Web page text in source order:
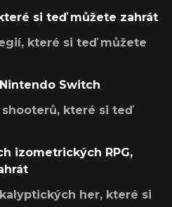
si teď můžete zahrát
které si teď můžete
Switch
které si teď
izometrických RPG,
her, které si